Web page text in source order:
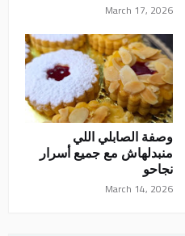
March 17, 2026
وصفة الصابلي اللي
منبدلهاش مع جميع أسرار
نجاحو
March 14, 2026